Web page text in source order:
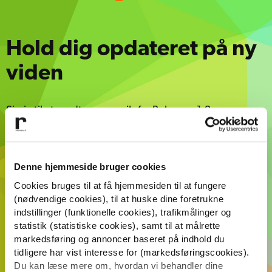
Denne hjemmeside bruger cookies
Cookies bruges til at få hjemmesiden til at fungere
(nødvendige cookies), til at huske dine foretrukne
indstillinger (funktionelle cookies), trafikmålinger og
statistik (statistiske cookies), samt til at målrette
markedsføring og annoncer baseret på indhold du
tidligere har vist interesse for (markedsføringscookies).
Du kan læse mere om, hvordan vi behandler dine
Hold dig opdateret på ny
viden
Sig ja til at modtage e-mails fra Relevans 1-2 gange om
måneden med indsigt, cases, tips og anden inspiration
Tilmeld dig her!
Din e-mail*